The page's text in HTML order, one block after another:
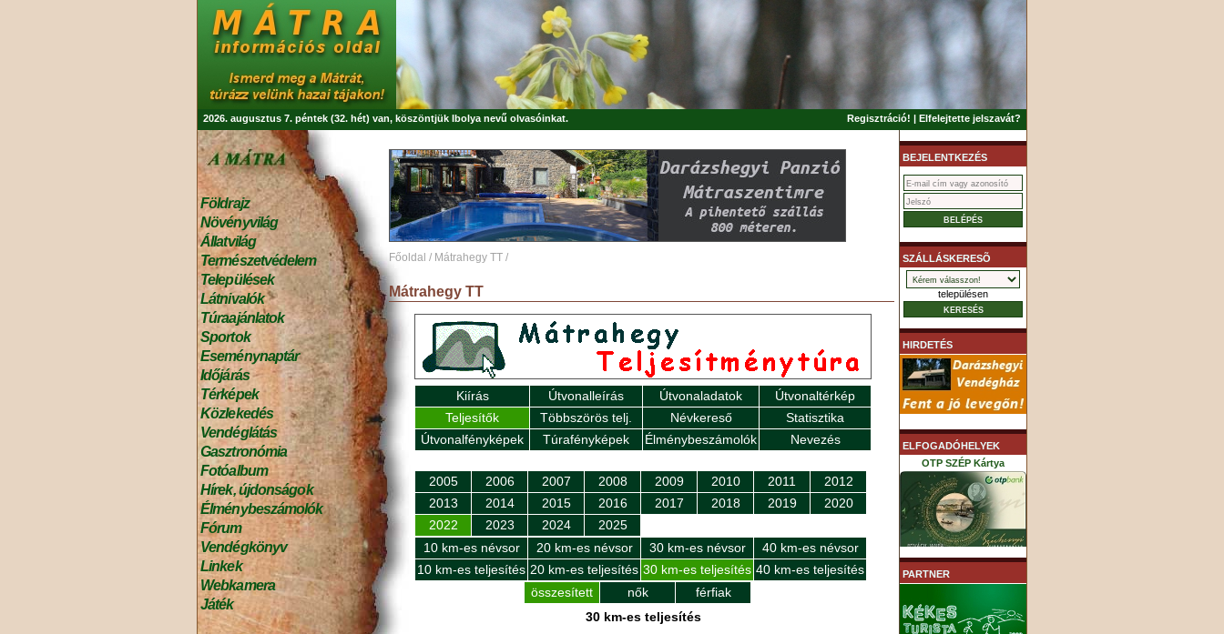
2026. augusztus 7. péntek (32. hét) van, köszöntjük Ibolya nevű olvasóinkat. Regisztráció! | Elfelejtette jelszavát?
Földrajz
Növényvilág
Állatvilág
Természetvédelem
Települések
Látnivalók
Túraajánlatok
Sportok
Eseménynaptár
Időjárás
Térképek
Közlekedés
Vendéglátás
Gasztronómia
Fotóalbum
Hírek, újdonságok
Élménybeszámolók
Fórum
Vendégkönyv
Linkek
Webkamera
Játék
Főoldal / Mátrahegy TT /
Mátrahegy TT
Kiírás Útvonalleírás Útvonaladatok
Útvonaltérkép
Teljesítők
Többszörös telj. Névkereső
Statisztika
Útvonalfényképek
Túrafényképek Élménybeszámolók Nevezés
2005 2006 2007 2008 2009 2010 2011
2012
2013
2014 2015 2016 2017 2018 2019
2020
2022
2023 2024
2025
10 km-es névsor
20 km-es névsor 30 km-es névsor
40 km-es névsor
10 km-es teljesítés 20 km-es teljesítés 30 km-es teljesítés 40 km-es teljesítés
összesített
nők
férfiak
30 km-es teljesítés
BEJELENTKEZÉS
SZÁLLÁSKERESÕ
településen
HIRDETÉS
ELFOGADÓHELYEK
OTP SZÉP Kártya
K&H SZÉP Kártya
PARTNER